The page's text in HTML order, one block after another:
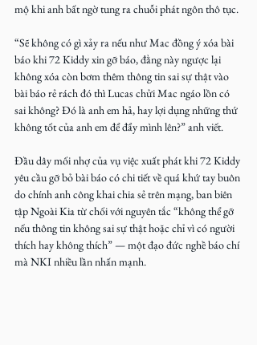
mộ khi anh bất ngờ tung ra chuỗi phát ngôn thô tục.
“Sẽ không có gì xảy ra nếu như Mac đồng ý xóa bài
báo khi 72 Kiddy xin gỡ báo, đằng này ngược lại
không xóa còn bơm thêm thông tin sai sự thật vào
bài báo rẻ rách đó thì Lucas chửi Mac ngáo lồn có
sai không? Đó là anh em hả, hay lợi dụng những thứ
không tốt của anh em để đẩy mình lên?” anh viết.
Đầu dây mối nhợ của vụ việc xuất phát khi 72 Kiddy
yêu cầu gỡ bỏ bài báo có chi tiết về quá khứ tay buôn
do chính anh công khai chia sẻ trên mạng, ban biên
tập Ngoài Kia từ chối với nguyên tắc “không thể gỡ
nếu thông tin không sai sự thật hoặc chỉ vì có người
thích hay không thích” — một đạo đức nghề báo chí
mà NKI nhiều lần nhấn mạnh.